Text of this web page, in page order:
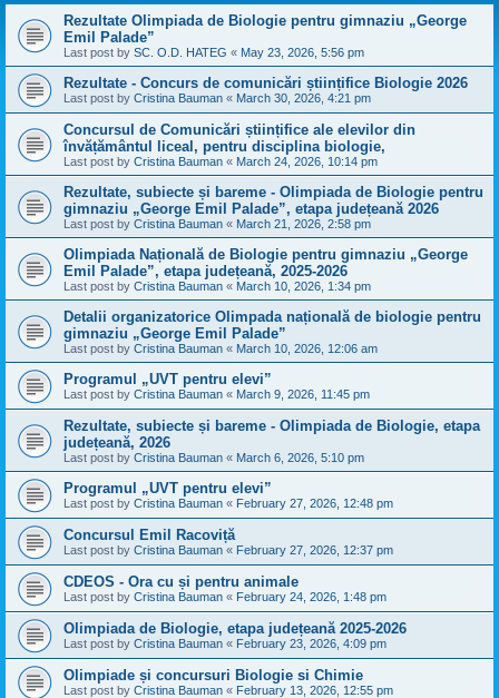
Rezultate Olimpiada de Biologie pentru gimnaziu „George
Emil Palade”
Last post by SC. O.D. HATEG « May 23, 2026, 5:56 pm
Rezultate - Concurs de comunicări științifice Biologie 2026
Last post by Cristina Bauman « March 30, 2026, 4:21 pm
Concursul de Comunicări științifice ale elevilor din
învățământul liceal, pentru disciplina biologie,
Last post by Cristina Bauman « March 24, 2026, 10:14 pm
Rezultate, subiecte și bareme - Olimpiada de Biologie pentru
gimnaziu „George Emil Palade”, etapa județeană 2026
Last post by Cristina Bauman « March 21, 2026, 2:58 pm
Olimpiada Națională de Biologie pentru gimnaziu „George
Emil Palade”, etapa județeană, 2025-2026
Last post by Cristina Bauman « March 10, 2026, 1:34 pm
Detalii organizatorice Olimpada națională de biologie pentru
gimnaziu „George Emil Palade”
Last post by Cristina Bauman « March 10, 2026, 12:06 am
Programul „UVT pentru elevi”
Last post by Cristina Bauman « March 9, 2026, 11:45 pm
Rezultate, subiecte și bareme - Olimpiada de Biologie, etapa
județeană, 2026
Last post by Cristina Bauman « March 6, 2026, 5:10 pm
Programul „UVT pentru elevi”
Last post by Cristina Bauman « February 27, 2026, 12:48 pm
Concursul Emil Racoviță
Last post by Cristina Bauman « February 27, 2026, 12:37 pm
CDEOS - Ora cu și pentru animale
Last post by Cristina Bauman « February 24, 2026, 1:48 pm
Olimpiada de Biologie, etapa județeană 2025-2026
Last post by Cristina Bauman « February 23, 2026, 4:09 pm
Olimpiade și concursuri Biologie si Chimie
Last post by Cristina Bauman « February 13, 2026, 12:55 pm